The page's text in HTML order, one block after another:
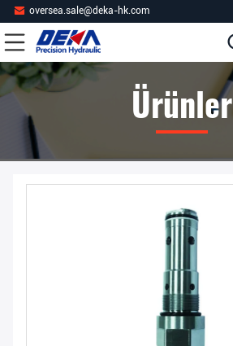
oversea.sale@deka-hk.com
Ürünler